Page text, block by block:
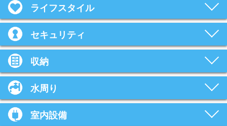
ライフスタイル
セキュリティ
収納
水周り
室内設備